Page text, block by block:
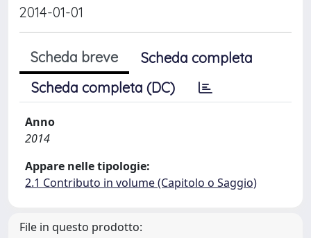
2014-01-01
Scheda breve
Scheda completa
Scheda completa (DC)
Anno
2014
Appare nelle tipologie:
2.1 Contributo in volume (Capitolo o Saggio)
File in questo prodotto: